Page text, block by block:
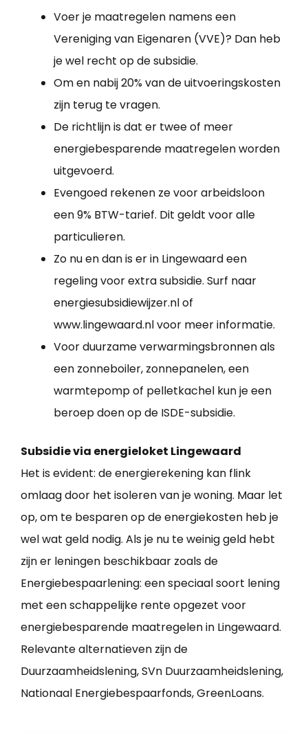
Voer je maatregelen namens een
Vereniging van Eigenaren (VVE)? Dan heb
je wel recht op de subsidie.
Om en nabij 20% van de uitvoeringskosten
zijn terug te vragen.
De richtlijn is dat er twee of meer
energiebesparende maatregelen worden
uitgevoerd.
Evengoed rekenen ze voor arbeidsloon
een 9% BTW-tarief. Dit geldt voor alle
particulieren.
Zo nu en dan is er in Lingewaard een
regeling voor extra subsidie. Surf naar
energiesubsidiewijzer.nl of
www.lingewaard.nl voor meer informatie.
Voor duurzame verwarmingsbronnen als
een zonneboiler, zonnepanelen, een
warmtepomp of pelletkachel kun je een
beroep doen op de ISDE-subsidie.
Subsidie via energieloket Lingewaard
Het is evident: de energierekening kan flink
omlaag door het isoleren van je woning. Maar let
op, om te besparen op de energiekosten heb je
wel wat geld nodig. Als je nu te weinig geld hebt
zijn er leningen beschikbaar zoals de
Energiebespaarlening: een speciaal soort lening
met een schappelijke rente opgezet voor
energiebesparende maatregelen in Lingewaard.
Relevante alternatieven zijn de
Duurzaamheidslening, SVn Duurzaamheidslening,
Nationaal Energiebespaarfonds, GreenLoans.